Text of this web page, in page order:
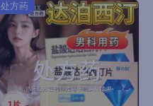
处方药